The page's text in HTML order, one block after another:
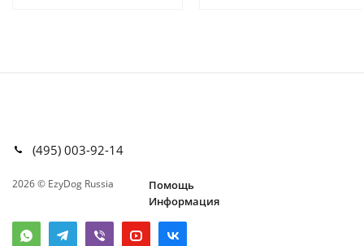
(495) 003-92-14
2026 © EzyDog Russia
Помощь
Информация